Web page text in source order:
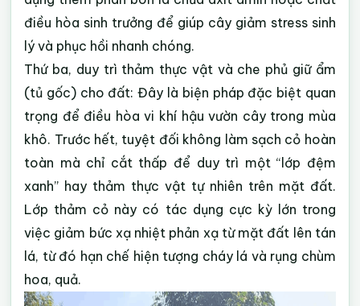
điều hòa sinh trưởng để giúp cây giảm stress sinh
lý và phục hồi nhanh chóng.
Thứ ba, duy trì thảm thực vật và che phủ giữ ẩm
(tủ gốc) cho đất: Đây là biện pháp đặc biệt quan
trọng để điều hòa vi khí hậu vườn cây trong mùa
khô. Trước hết, tuyệt đối không làm sạch cỏ hoàn
toàn mà chỉ cắt thấp để duy trì một “lớp đệm
xanh” hay thảm thực vật tự nhiên trên mặt đất.
Lớp thảm cỏ này có tác dụng cực kỳ lớn trong
việc giảm bức xạ nhiệt phản xạ từ mặt đất lên tán
lá, từ đó hạn chế hiện tượng cháy lá và rụng chùm
hoa, quả.